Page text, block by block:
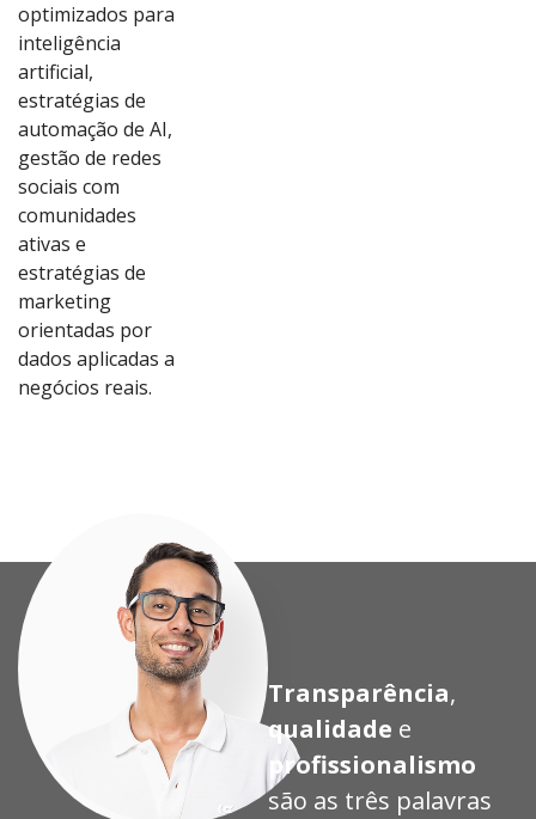
optimizados para
inteligência
artificial,
estratégias de
automação de AI,
gestão de redes
sociais com
comunidades
ativas e
estratégias de
marketing
orientadas por
dados aplicadas a
negócios reais.
Transparência,
qualidade e
profissionalismo
são as três palavras